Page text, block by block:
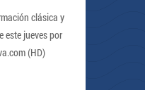
clásica y
este jueves por
(HD)